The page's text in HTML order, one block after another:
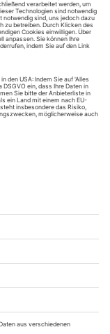
von Opernwelt
als auch das
auf Anfrage.
einem Monat und
Monat, sofern
Konto/Meine
gekündigt
für Käufe
der Bestellung
9,99 €